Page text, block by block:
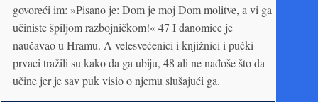
govoreći im: »Pisano je: Dom je moj Dom molitve, a vi ga
učiniste špiljom razbojničkom!« 47 I danomice je
naučavao u Hramu. A velesvećenici i knjižnici i pučki
prvaci tražili su kako da ga ubiju, 48 ali ne nađoše što da
učine jer je sav puk visio o njemu slušajući ga.